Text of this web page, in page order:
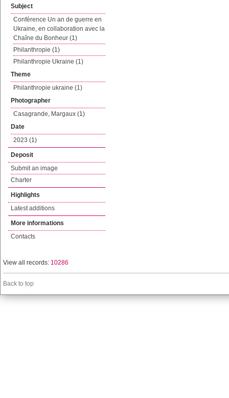
Subject
Conférence Un an de guerre en
Ukraine, en collaboration avec la
Chaîne du Bonheur (1)
Philanthropie (1)
Philanthropie Ukraine (1)
Theme
Philanthropie ukraine (1)
Photographer
Casagrande, Margaux (1)
Date
2023 (1)
Deposit
Submit an image
Charter
Highlights
Latest additions
More informations
Contacts
View all records: 10286
Back to top